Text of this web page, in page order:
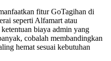
fitur GoTagihan di
seperti Alfamart atau
biaya admin yang
cobalah membandingkan
hemat sesuai kebutuhan